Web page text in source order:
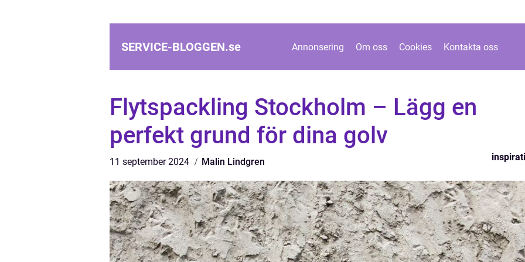
SERVICE-BLOGGEN.se Annonsering Om oss Cookies Kontakta oss
Flytspackling Stockholm – Lägg en
perfekt grund för dina golv
11 september 2024 Malin Lindgren